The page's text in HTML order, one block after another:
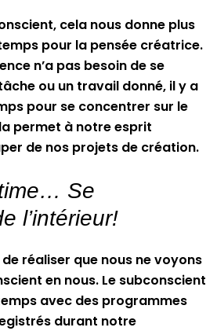
cela nous donne plus
pour la pensée créatrice.
n’a pas besoin de se
ou un travail donné, il y a
pour se concentrer sur le
permet à notre esprit
de nos projets de création.
Se
l’intérieur!
de réaliser que nous ne voyons
en nous. Le subconscient
avec des programmes
durant notre